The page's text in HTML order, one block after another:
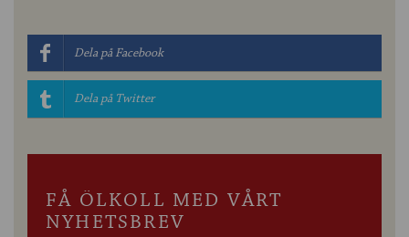
Dela på Facebook
Dela på Twitter
FÅ ÖLKOLL MED VÅRT
NYHETSBREV